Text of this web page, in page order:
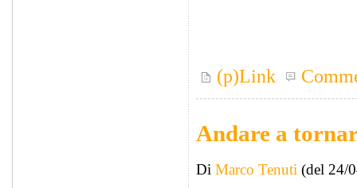
(p)Link
Andare a
Di Marco Tenuti (del 24/